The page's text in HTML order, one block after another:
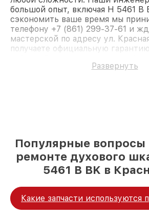
большой опыт, включая H 5461 В
сэкономить ваше время мы
телефону +7 (861) 299-37-61 и
мастерской по адресу ул.
получаете официальную
Развернуть
Популярные вопросы
ремонте духового
5461 В BK в
Какие запчасти используются